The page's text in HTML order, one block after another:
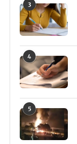
3
4
5